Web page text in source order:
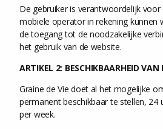
De gebruiker is verantwoordelijk
mobiele operator in rekening kunnen
de toegang tot de noodzakelijke
het gebruik van de website.
ARTIKEL 2: BESCHIKBAARHEID VAN
Graine de Vie doet al het mogelijke
permanent beschikbaar te stellen, 24
per week.